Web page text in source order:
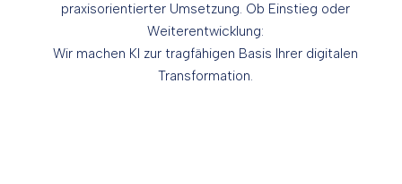
praxisorientierter Umsetzung. Ob Einstieg oder
Weiterentwicklung:
Wir machen KI zur tragfähigen Basis Ihrer digitalen
Transformation.